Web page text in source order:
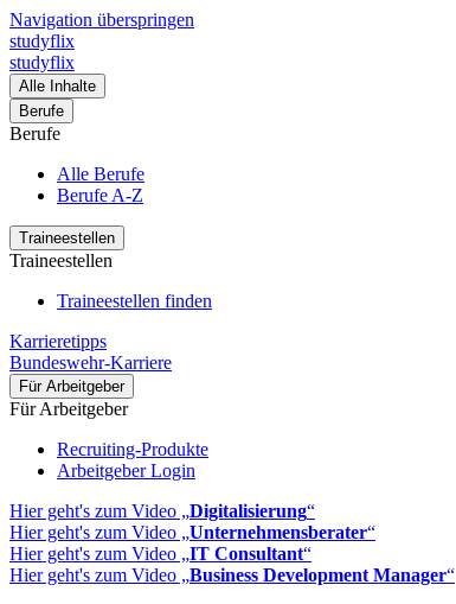
Navigation überspringen
studyflix
studyflix
Alle Inhalte
Berufe
Berufe
Alle Berufe
Berufe A-Z
Traineestellen
Traineestellen
Traineestellen finden
Karrieretipps
Bundeswehr-Karriere
Für Arbeitgeber
Für Arbeitgeber
Recruiting-Produkte
Arbeitgeber Login
Hier geht's zum Video „Digitalisierung“
Hier geht's zum Video „Unternehmensberater“
Hier geht's zum Video „IT Consultant“
Hier geht's zum Video „Business Development Manager“